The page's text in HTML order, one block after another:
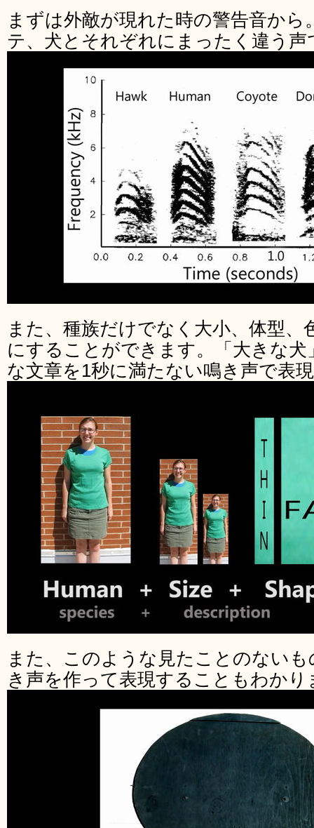
まずは外敵が現れた時の警告音から
テ、犬とそれぞれにまったく違う
また、種族だけでなく大小、体型、
にすることができます。「大きな犬
な文章を1秒に満たない鳴き声で表
また、このような見たことのない
き声を作って表現することもわかり